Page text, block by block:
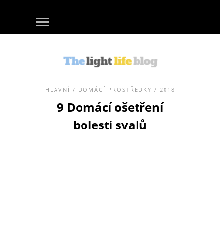
HLAVNÍ / DOMÁCÍ PROSTŘEDKY / 2018
9 Domácí ošetření
bolesti svalů